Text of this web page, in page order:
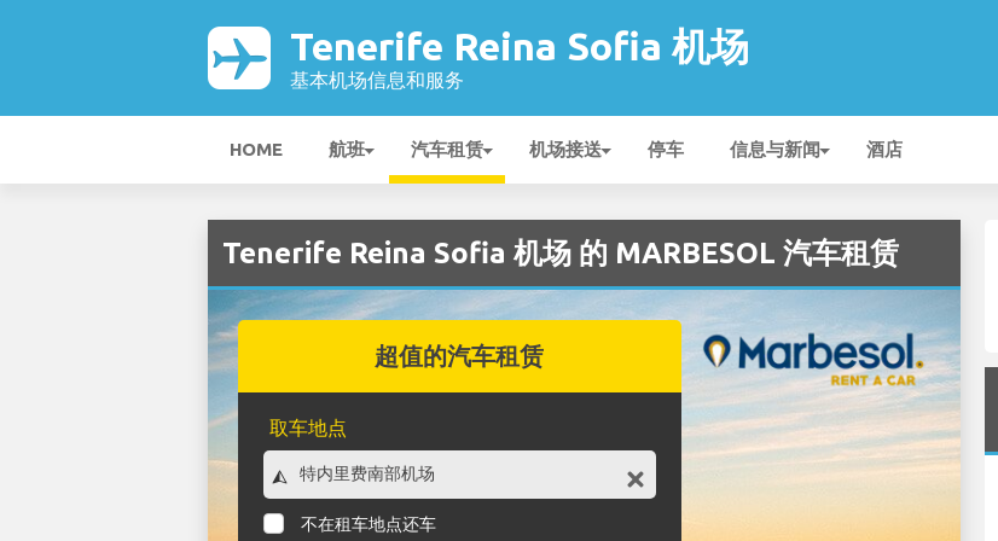
Tenerife Reina Sofia 机场
基本机场信息和服务
HOME 航班 汽车租赁 机场接送 停车 信息与新闻 酒店
Tenerife Reina Sofia 机场 的 MARBESOL 汽车租赁
超值的汽车租赁
取车地点
不在租车地点还车